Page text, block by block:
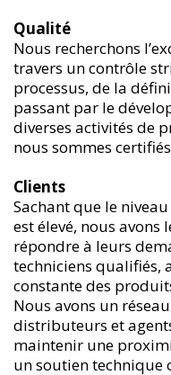
Qualité
Nous recherchons
travers un contrôle
processus, de la
passant par le
diverses activités de
nous sommes
Clients
Sachant que le
est élevé, nous avons
répondre à leurs
techniciens qualifiés,
constante des
Nous avons un
distributeurs et
maintenir une
un soutien technique